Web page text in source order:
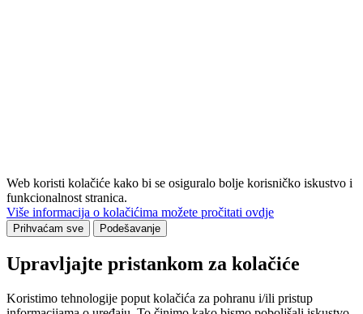
Web koristi kolačiće kako bi se osiguralo bolje korisničko iskustvo i
funkcionalnost stranica.
Više informacija o kolačićima možete pročitati ovdje
Prihvaćam sve Podešavanje
Upravljajte pristankom za kolačiće
Koristimo tehnologije poput kolačića za pohranu i/ili pristup